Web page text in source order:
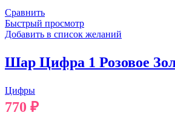
Сравнить
Быстрый просмотр
Добавить в список желаний
Шар Цифра 1 Розовое
Цифры
770 ₽